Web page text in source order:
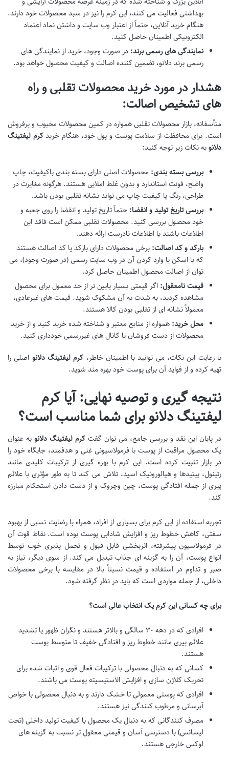
بهداشتی فعالیت می کنند، این کرم را نیز در سبد محصولات خود دارند.
هنگام خرید آنلاین، حتماً از اعتبار وب سایت و داشتن نماد اعتماد
الکترونیکی اطمینان حاصل کنید.
نمایندگی های رسمی برند: در صورت وجود، خرید از نمایندگی های
رسمی برند دلانو، تضمین کننده اصالت و کیفیت محصول خواهد بود.
هشدار در مورد خرید محصولات تقلبی و راه
های تشخیص اصالت:
متأسفانه، بازار محصولات تقلبی همواره در کمین محصولات محبوب و پرفروش
است. برای محافظت از سلامت پوست و پول خود، هنگام خریدکرم لیفتینگ
دلانوبه نکات زیر توجه کنید:
بررسی بسته بندی: محصولات اصلی دارای بسته بندی باکیفیت، چاپ
واضح، فونت استاندارد و بدون غلط املایی هستند. هرگونه مغایرت در
طراحی، رنگ یا کیفیت چاپ می تواند نشانه تقلبی بودن باشد.
بررسی تاریخ تولید و انقضا: حتماً تاریخ تولید و انقضا را روی جعبه و
خود محصول بررسی کنید. محصولات تقلبی ممکن است فاقد این
اطلاعات باشند یا اطلاعات نادرست ارائه دهند.
بارکد و کد اصالت: برخی محصولات دارای بارکد یا کد اصالت هستند
که با اسکن یا وارد کردن آن در وب سایت رسمی (در صورت وجود)، می
توان از اصالت محصول اطمینان حاصل کرد.
قیمت نامعقول: اگر قیمتی بسیار پایین تر از حد معمول برای محصول
مشاهده کردید، به شدت به آن مشکوک شوید. قیمت های غیرعادی،
معمولاً نشانه ای از تقلبی بودن کالا هستند.
محل خرید: همواره از منابع معتبر و شناخته شده خرید کنید و از خرید
محصولات از دست فروشان یا کانال های غیررسمی خودداری کنید.
با رعایت این نکات، می توانید با اطمینان خاطر، کرم لیفتینگ دلانو اصلی را
تهیه کرده و از فواید آن برای پوست خود بهره مند شوید.
نتیجه گیری و توصیه نهایی: آیا کرم
لیفتینگ دلانو برای شما مناسب است؟
در پایان این نقد و بررسی جامع، می توان گفت کرم لیفتینگ دلانو به عنوان
یک محصول مراقبت از پوست با فرمولاسیونی غنی و هدفمند، جایگاه خود را
در بازار تثبیت کرده است. این کرم با بهره گیری از ترکیبات کلیدی مانند
رتینول، پپتیدها و هیالورونیک اسید، تلاش می کند تا به طور مؤثری با علائم
پیری از جمله افتادگی پوست، چین وچروک و از دست دادن استحکام مبارزه
کند.
تجربه استفاده از این کرم برای بسیاری از افراد، همراه با رضایت نسبی از بهبود
سفتی، کاهش خطوط ریز و افزایش شادابی پوست بوده است. نقاط قوت آن
در فرمولاسیون پیشرفته، اثربخشی قابل قبول و تحمل پذیری خوب توسط
انواع پوست، آن را به گزینه ای جذاب تبدیل می کند. از سوی دیگر، نیاز به
صبر و تداوم در استفاده و قیمت نسبتاً بالا در مقایسه با برخی محصولات
داخلی، از جمله مواردی است که باید در نظر گرفته شود.
برای چه کسانی این کرم یک انتخاب عالی است؟
افرادی که در دهه ۳۰ سالگی و بالاتر هستند و نگران ظهور یا تشدید
علائم پیری مانند خطوط ریز و افتادگی خفیف تا متوسط پوست
هستند.
کسانی که به دنبال محصولی با ترکیبات فعال قوی و اثبات شده برای
تحریک کلاژن سازی و افزایش الاستیسیته پوست می باشند.
افرادی که پوستی معمولی تا خشک دارند و به دنبال محصولی با خواص
آبرسانی و مرطوب کنندگی نیز هستند.
مصرف کنندگانی که به دنبال یک محصول با کیفیت تولید داخلی (تحت
لیسانس) با دسترسی آسان و قیمتی معقول تر نسبت به گزینه های
لوکس خارجی هستند.